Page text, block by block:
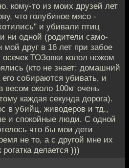
кому-то из моих друзей лет
что голубиное мясо -
и убивали птиц
ни одной (родители само-
друг в 16 лет при забое
осечек ТОЗовки колол ножом
(кто не знает: домашний
его собираются убивать, и
весом около 100кг очень
каждая секунда дорога).
в убийц, живодеров и тд.,
и спокойные люди. С одной
что бы мои дети
не то, а с другой мне их
делается )))